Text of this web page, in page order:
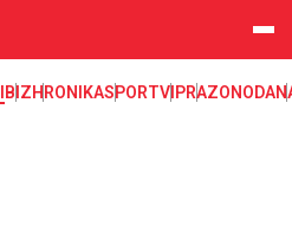
BIZHRONIKASPORTVIPRAZONODA